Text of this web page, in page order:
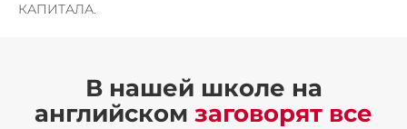
КАПИТАЛА.
В нашей школе на
английском заговорят все